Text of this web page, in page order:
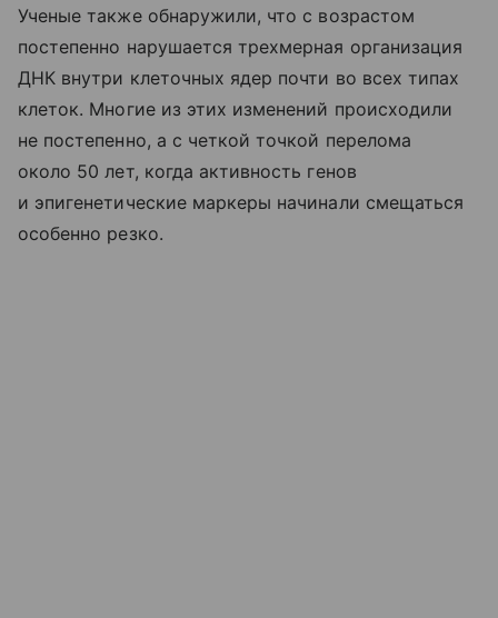
Ученые также обнаружили, что с возрастом
постепенно нарушается трехмерная организация
ДНК внутри клеточных ядер почти во всех типах
клеток. Многие из этих изменений происходили
не постепенно, а с четкой точкой перелома
около 50 лет, когда активность генов
и эпигенетические маркеры начинали смещаться
особенно резко.